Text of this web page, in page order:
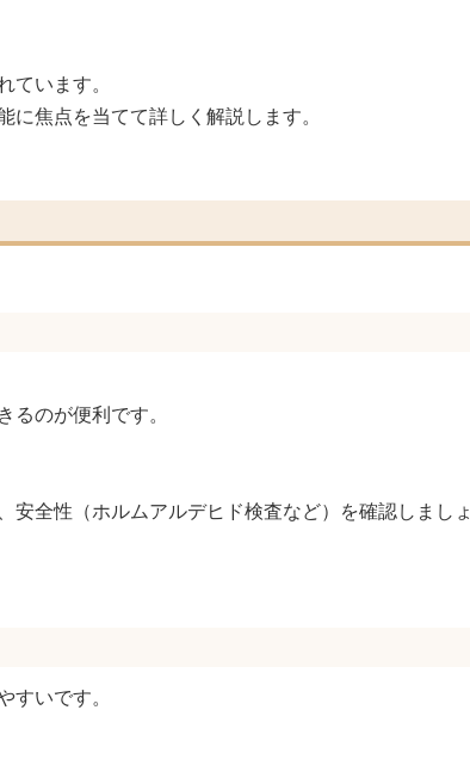
います。
焦点を当てて詳しく解説します。
のが便利です。
全性（ホルムアルデヒド検査など）を確認しましょ
いです。